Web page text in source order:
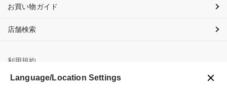
お買い物ガイド
店舗検索
利用規約
プライバシーポリシー
Language/Location Settings